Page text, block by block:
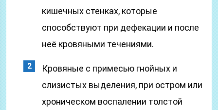
кишечных стенках, которые
способствуют при дефекации и после
неё кровяными течениями.
Кровяные с примесью гнойных и
слизистых выделения, при остром или
хроническом воспалении толстой